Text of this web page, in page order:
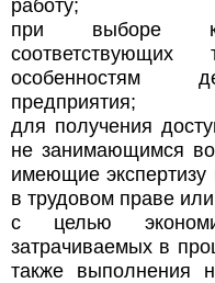
работу;
при выборе
особенностям
предприятия;
для получения
не занимающимся
имеющие экспертизу
в трудовом праве
с целью
затрачиваемых в
также выполнения